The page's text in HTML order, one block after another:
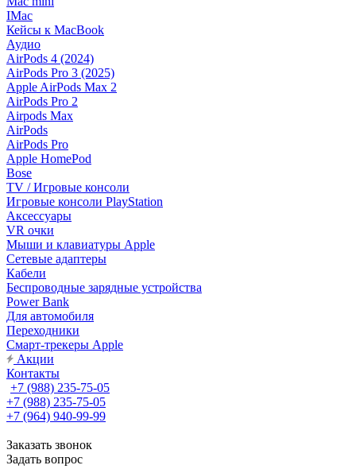
IMac
Кейсы к MacBook
Аудио
AirPods 4 (2024)
AirPods Pro 3 (2025)
Apple AirPods Max 2
AirPods Pro 2
Airpods Max
AirPods
AirPods Pro
Apple HomePod
Bose
TV / Игровые консоли
Игровые консоли PlayStation
Аксессуары
VR очки
Мыши и клавиатуры Apple
Сетевые адаптеры
Кабели
Беспроводные зарядные устройства
Power Bank
Для автомобиля
Переходники
Смарт-трекеры Apple
Акции
Контакты
+7 (988) 235-75-05
+7 (988) 235-75-05
+7 (964) 940-99-99
Заказать звонок
Задать вопрос